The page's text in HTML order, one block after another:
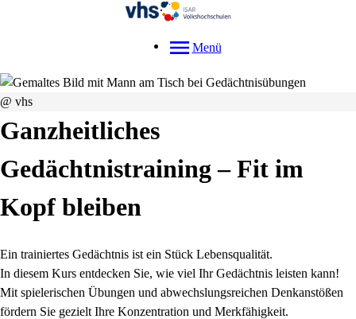
Menü
@ vhs
Ganzheitliches
Gedächtnistraining – Fit im
Kopf bleiben
Ein trainiertes Gedächtnis ist ein Stück Lebensqualität.
In diesem Kurs entdecken Sie, wie viel Ihr Gedächtnis leisten kann!
Mit spielerischen Übungen und abwechslungsreichen Denkanstößen
fördern Sie gezielt Ihre Konzentration und Merkfähigkeit.